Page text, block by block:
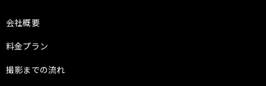
会社概要
料金プラン
撮影までの流れ